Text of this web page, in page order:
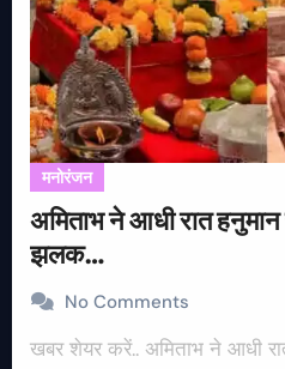
मनोरंजन
अमिताभ ने आधी रात
झलक…
No Comments
खबर शेयर करें.. अमिताभ ने आधी रात हनुमान सहस्त्र पूजन की